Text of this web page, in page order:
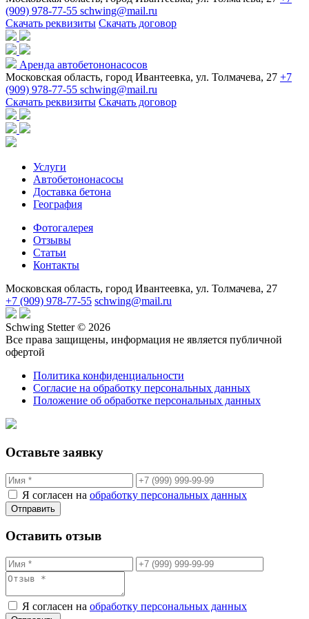
(909) 978-77-55 schwing@mail.ru
Скачать реквизиты Скачать договор
Аренда автобетононасосов
Московская область, город Ивантеевка, ул. Толмачева, 27 +7
(909) 978-77-55 schwing@mail.ru
Скачать реквизиты Скачать договор
Услуги
Автобетононасосы
Доставка бетона
География
Фотогалерея
Отзывы
Статьи
Контакты
Московская область, город Ивантеевка, ул. Толмачева, 27
+7 (909) 978-77-55 schwing@mail.ru
Schwing Stetter © 2026
Все права защищены, информация не является публичной
офертой
Политика конфиденциальности
Согласие на обработку персональных данных
Положение об обработке персональных данных
Оставьте заявку
Я согласен на обработку персональных данных
Отправить
Оставить отзыв
Я согласен на обработку персональных данных